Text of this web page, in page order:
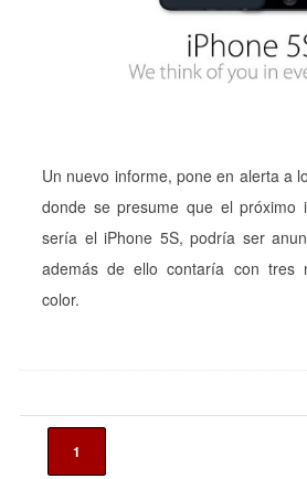
Un nuevo informe, pone en alerta a
donde se presume que el próximo
sería el iPhone 5S, podría ser
además de ello contaría con tres
color.
1